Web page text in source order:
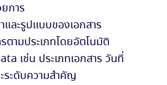
การ
และรูปแบบของเอกสาร
ตามประเภทโดยอัตโนมัติ
เช่น ประเภทเอกสาร วันที่
ระดับความสำคัญ